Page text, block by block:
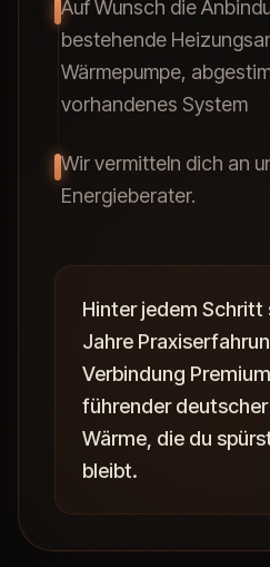
Auf Wunsch die
bestehende
Wärmepumpe,
vorhandenes System
Wir vermitteln dich an
Energieberater.
Hinter jedem
Jahre
Verbindung
führender
Wärme, die du
bleibt.